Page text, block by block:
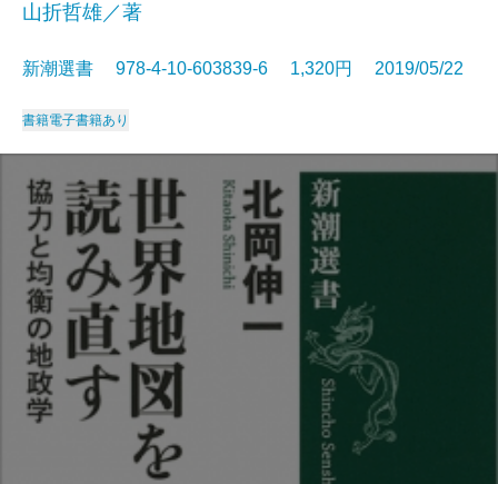
山折哲雄／著
新潮選書 978-4-10-603839-6 1,320円 2019/05/22
書籍電子書籍あり